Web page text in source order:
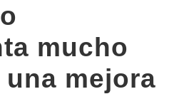
mucho
una mejora